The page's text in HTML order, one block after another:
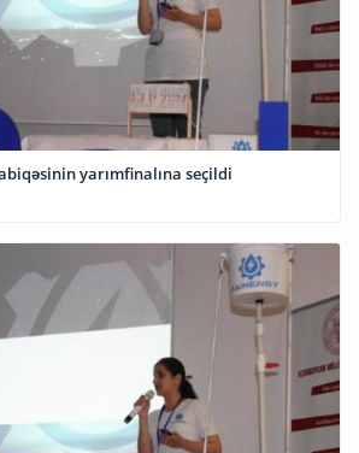
yarımfinalına seçildi